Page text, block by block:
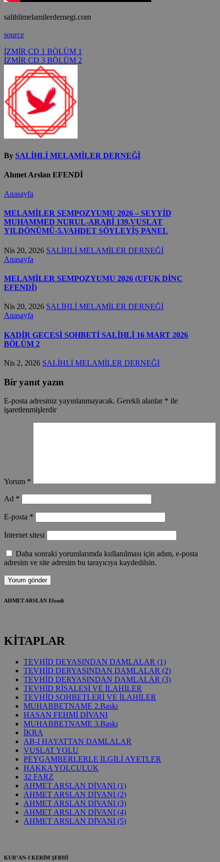
salihlimelamilerdernegi.com
source
Yazı
gezinmesi
İZMİR CD 1 BÖLÜM 1
İZMİR CD 3 BÖLÜM 2
By SALİHLİ MELAMİLER DERNEĞİ
Ahmet Arslan EFENDİ
Anasayfa
MELAMİLER SEMPOZYUMU 2026 – SEYYİD
MUHAMMED NURUL-ARABİ 139.VUSLAT
YILDÖNÜMÜ-5.VAHDET SÖYLEYİŞ PANEL
Nis 20, 2026 SALİHLİ MELAMİLER DERNEĞİ
Anasayfa
MELAMİLER SEMPOZYUMU 2026 (UFUK DİNÇ
EFENDİ)
Nis 20, 2026 SALİHLİ MELAMİLER DERNEĞİ
Anasayfa
KADİR GECESİ SOHBETİ SALİHLİ 16 MART 2026
BÖLÜM 2
Nis 2, 2026 SALİHLİ MELAMİLER DERNEĞİ
Bir yanıt yazın
E-posta adresiniz yayınlanmayacak. Gerekli alanlar * ile
işaretlenmişlerdir
Yorum *
Ad *
E-posta *
İnternet sitesi
Daha sonraki yorumlarımda kullanılması için adım, e-posta
adresim ve site adresim bu tarayıcıya kaydedilsin.
AHMET ARSLAN Efendi
KİTAPLAR
TEVHİD DEYASINDAN DAMLALAR (1)
TEVHİD DERYASINDAN DAMLALAR (2)
TEVHİD DERYASINDAN DAMLALAR (3)
TEVHİD RİSALESİ VE İLAHİLER
TEVHİD SOHBETLERİ VE İLAHİLER
MUHABBETNAME 2.Baskı
HASAN FEHMİ DİVANI
MUHABBETNAME 3.Baskı
İKRA
AB-I HAYATTAN DAMLALAR
VUSLAT YOLU
PEYGAMBERLERLE İLGİLİ AYETLER
HAKKA YOLCULUK
32 FARZ
AHMET ARSLAN DİVANI (1)
AHMET ARSLAN DİVANI (2)
AHMET ARSLAN DİVANI (3)
AHMET ARSLAN DİVANI (4)
AHMET ARSLAN DİVANI (5)
KUR’AN-I KERİM ŞERHİ